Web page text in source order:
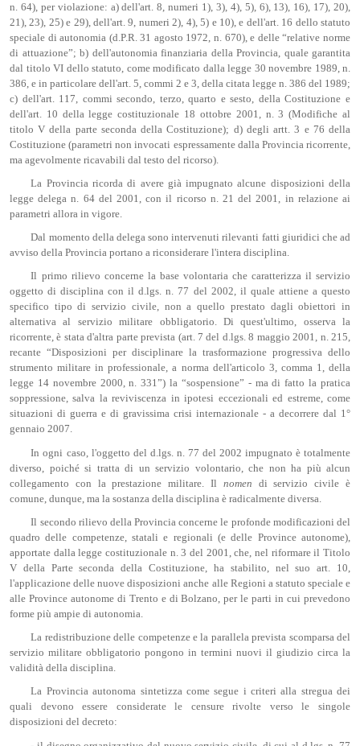
n. 64), per violazione: a) dell'art. 8, numeri 1), 3), 4), 5), 6), 13), 16), 17), 20),
21), 23), 25) e 29), dell'art. 9, numeri 2), 4), 5) e 10), e dell'art. 16 dello statuto
speciale di autonomia (d.P.R. 31 agosto 1972, n. 670), e delle “relative norme
di attuazione”; b) dell'autonomia finanziaria della Provincia, quale garantita
dal titolo VI dello statuto, come modificato dalla legge 30 novembre 1989, n.
386, e in particolare dell'art. 5, commi 2 e 3, della citata legge n. 386 del 1989;
c) dell'art. 117, commi secondo, terzo, quarto e sesto, della Costituzione e
dell'art. 10 della legge costituzionale 18 ottobre 2001, n. 3 (Modifiche al
titolo V della parte seconda della Costituzione); d) degli artt. 3 e 76 della
Costituzione (parametri non invocati espressamente dalla Provincia ricorrente,
ma agevolmente ricavabili dal testo del ricorso).
La Provincia ricorda di avere già impugnato alcune disposizioni della
legge delega n. 64 del 2001, con il ricorso n. 21 del 2001, in relazione ai
parametri allora in vigore.
Dal momento della delega sono intervenuti rilevanti fatti giuridici che ad
avviso della Provincia portano a riconsiderare l'intera disciplina.
Il primo rilievo concerne la base volontaria che caratterizza il servizio
oggetto di disciplina con il d.lgs. n. 77 del 2002, il quale attiene a questo
specifico tipo di servizio civile, non a quello prestato dagli obiettori in
alternativa al servizio militare obbligatorio. Di quest'ultimo, osserva la
ricorrente, è stata d'altra parte prevista (art. 7 del d.lgs. 8 maggio 2001, n. 215,
recante “Disposizioni per disciplinare la trasformazione progressiva dello
strumento militare in professionale, a norma dell'articolo 3, comma 1, della
legge 14 novembre 2000, n. 331”) la “sospensione” - ma di fatto la pratica
soppressione, salva la reviviscenza in ipotesi eccezionali ed estreme, come
situazioni di guerra e di gravissima crisi internazionale - a decorrere dal 1°
gennaio 2007.
In ogni caso, l'oggetto del d.lgs. n. 77 del 2002 impugnato è totalmente
diverso, poiché si tratta di un servizio volontario, che non ha più alcun
collegamento con la prestazione militare. Il nomen di servizio civile è
comune, dunque, ma la sostanza della disciplina è radicalmente diversa.
Il secondo rilievo della Provincia concerne le profonde modificazioni del
quadro delle competenze, statali e regionali (e delle Province autonome),
apportate dalla legge costituzionale n. 3 del 2001, che, nel riformare il Titolo
V della Parte seconda della Costituzione, ha stabilito, nel suo art. 10,
l'applicazione delle nuove disposizioni anche alle Regioni a statuto speciale e
alle Province autonome di Trento e di Bolzano, per le parti in cui prevedono
forme più ampie di autonomia.
La redistribuzione delle competenze e la parallela prevista scomparsa del
servizio militare obbligatorio pongono in termini nuovi il giudizio circa la
validità della disciplina.
La Provincia autonoma sintetizza come segue i criteri alla stregua dei
quali devono essere considerate le censure rivolte verso le singole
disposizioni del decreto: